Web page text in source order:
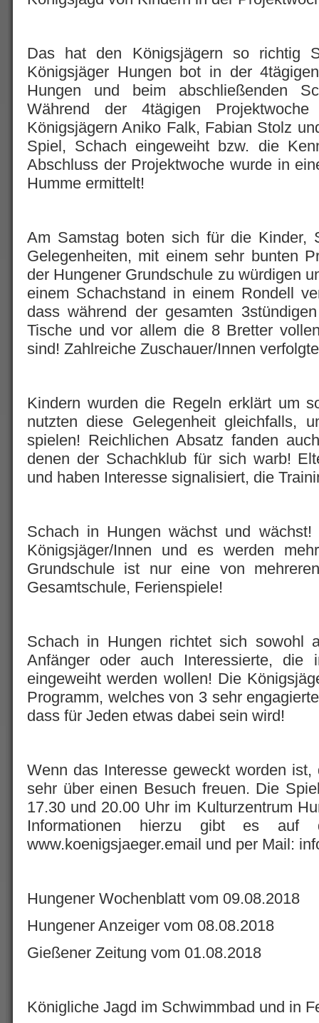
Das hat den Königsjägern so richtig
Königsjäger Hungen bot in der
Hungen und beim abschließenden
Während der 4tägigen
Königsjägern Aniko Falk, Fabian Stolz
Spiel, Schach eingeweiht bzw. die
Abschluss der Projektwoche wurde in
Humme ermittelt!
Am Samstag boten sich für die Kinder,
Gelegenheiten, mit einem sehr bunten
der Hungener Grundschule zu würdigen
einem Schachstand in einem Rondell
dass während der gesamten
Tische und vor allem die 8 Bretter
sind! Zahlreiche Zuschauer/Innen
Kindern wurden die Regeln erklärt um
nutzten diese Gelegenheit gleichfalls,
spielen! Reichlichen Absatz fanden
denen der Schachklub für sich warb!
und haben Interesse signalisiert, die
Schach in Hungen wächst und
Königsjäger/Innen und es werden
Grundschule ist nur eine von
Gesamtschule, Ferienspiele!
Schach in Hungen richtet sich sowohl
Anfänger oder auch Interessierte, die
eingeweiht werden wollen! Die
Programm, welches von 3 sehr
dass für Jeden etwas dabei sein wird!
Wenn das Interesse geweckt worden
sehr über einen Besuch freuen. Die
17.30 und 20.00 Uhr im Kulturzentrum
Informationen hierzu gibt es auf
www.koenigsjaeger.email und per Mail:
Hungener Wochenblatt vom 09.08.2018
Hungener Anzeiger vom 08.08.2018
Gießener Zeitung vom 01.08.2018
Königliche Jagd im Schwimmbad und in